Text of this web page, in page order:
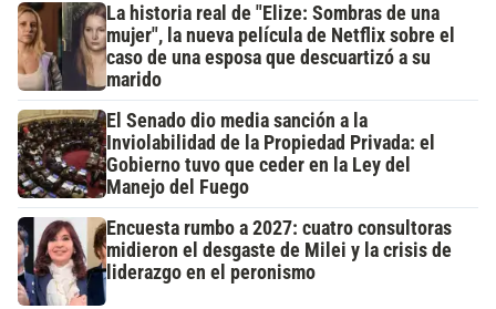
La historia real de "Elize: Sombras de una
mujer", la nueva película de Netflix sobre el
caso de una esposa que descuartizó a su
marido
El Senado dio media sanción a la
Inviolabilidad de la Propiedad Privada: el
Gobierno tuvo que ceder en la Ley del
Manejo del Fuego
Encuesta rumbo a 2027: cuatro consultoras
midieron el desgaste de Milei y la crisis de
liderazgo en el peronismo